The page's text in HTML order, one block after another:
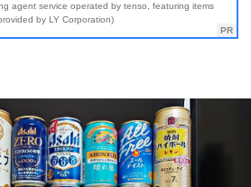
agent service operated by tenso, featuring items
by LY Corporation)